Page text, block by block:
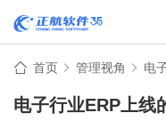
首页 管理视角 电
电子行业ERP上线